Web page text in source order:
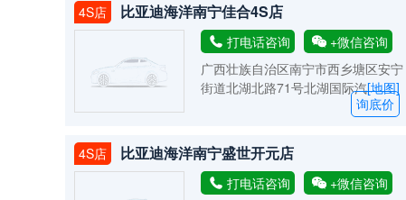
4S店 比亚迪海洋南宁佳合4S店
打电话咨询
+微信咨询
广西壮族自治区南宁市西乡塘区安宁
街道北湖北路71号北湖国际汽[地图]
询底价
4S店 比亚迪海洋南宁盛世开元店
打电话咨询
+微信咨询